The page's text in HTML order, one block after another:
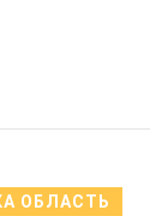
ОБЛАСТЬ